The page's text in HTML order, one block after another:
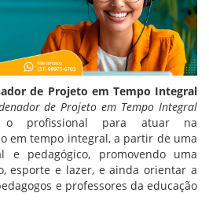
de Projeto em Tempo Integral
de Projeto em Tempo Integral
o profissional para atuar na
em tempo integral, a partir de uma
e pedagógico, promovendo uma
esporte e lazer, e ainda orientar a
e professores da educação